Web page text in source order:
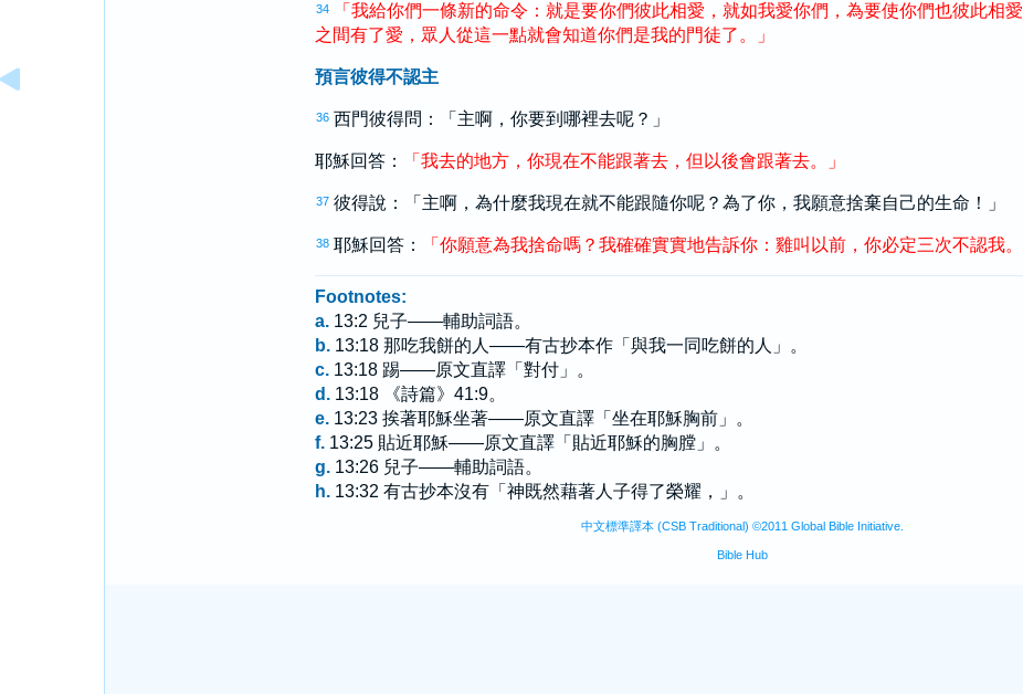
34 「 我給你們一條新的命令 ： 就是要你們彼此相愛 ， 就如我愛你們 ， 為要使你們也彼此相愛
之間有了愛 ， 眾人 從這一點就會知道你們是我的門徒了 。 」
預言彼得不認主
36 西門彼得問：「主啊，你要到哪裡去呢？」
耶穌回答： 「 我去的地方， 你現在不能跟著去， 但 以後會跟著去。 」
37 彼得說：「主啊，為什麼我現在就不能跟隨你呢？為了你，我願意捨棄自己的生命！」
38 耶穌回答： 「 你願意為我捨命嗎？ 我確確實實地告訴你： 雞叫 以前， 你必定三次不認我。
Footnotes:
a. 13:2 兒子——輔助詞語。
b. 13:18 那吃我餅的人——有古抄本作「與我一同吃餅的人」。
c. 13:18 踢——原文直譯「對付」。
d. 13:18 《詩篇》41:9。
e. 13:23 挨著耶穌坐著——原文直譯「坐在耶穌胸前」。
f. 13:25 貼近耶穌——原文直譯「貼近耶穌的胸膛」。
g. 13:26 兒子——輔助詞語。
h. 13:32 有古抄本沒有「神既然藉著人子得了榮耀，」。
中文標準譯本 (CSB Traditional) ©2011 Global Bible Initiative.
Bible Hub